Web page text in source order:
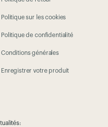
Politique sur les cookies
Politique de confidentialité
Conditions générales
Enregistrer votre produit